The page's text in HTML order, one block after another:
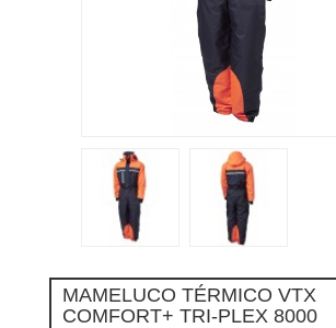
MAMELUCO TÉRMICO VTX
COMFORT+ TRI-PLEX 8000